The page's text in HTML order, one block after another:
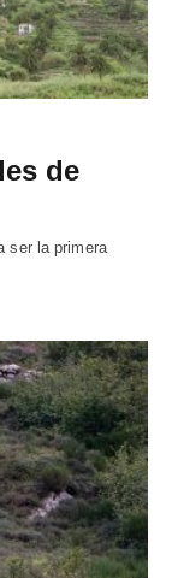
de
ser la primera